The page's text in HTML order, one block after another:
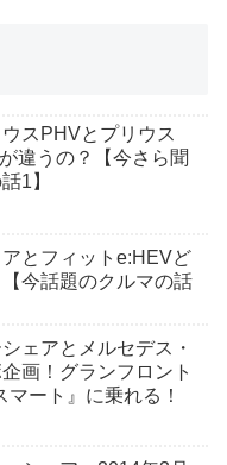
スPHVとプリウス
違うの？【今さら聞
1】
とフィットe:HEVど
今話題のクルマの話
ェアとメルセデス・
画！グランフロント
ート』に乗れる！